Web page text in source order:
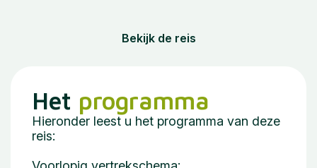
Bekijk de reis
Het programma
Hieronder leest u het programma van deze
reis: